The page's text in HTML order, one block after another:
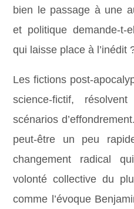
bien le passage à une
et politique demande-t-
qui laisse place à l’inédit
Les fictions post-
science-fictif,
scénarios
peut-être un peu
changement radical
volonté collective du
comme l’évoque